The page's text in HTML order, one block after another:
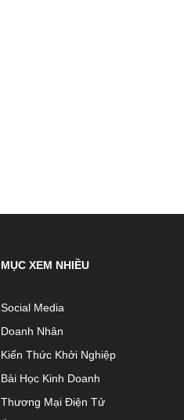
MỤC XEM NHIỀU
Social Media
Doanh Nhân
Kiến Thức Khởi Nghiệp
Bài Học Kinh Doanh
Thương Mại Điện Tử